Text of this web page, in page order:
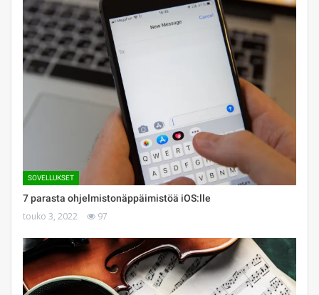
SOVELLUKSET
7 parasta ohjelmistonäppäimistöä iOS:lle
touko 3, 2022 97